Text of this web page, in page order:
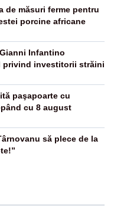
de măsuri ferme pentru
porcine africane
Infantino
privind investitorii străini
paşapoarte cu
cu 8 august
să plece de la